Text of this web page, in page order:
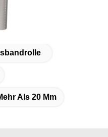
Als 20 Mm